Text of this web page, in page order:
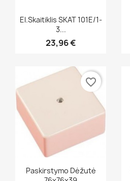
Greita peržiūra
El.skaitiklis SKAT 101E/1-
3...
23,96 €
Greita peržiūra
Paskirstymo Dėžutė
favorite_border